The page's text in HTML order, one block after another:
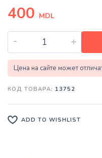
400 MDL
- +
Цена на сайте может
КОД ТОВАРА: 13752
ADD TO WISHLIST